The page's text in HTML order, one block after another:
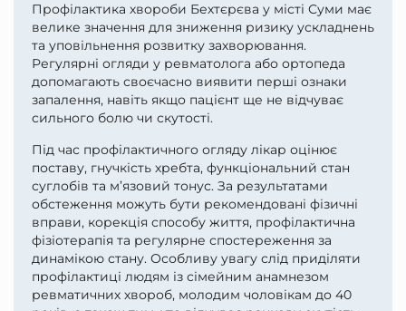
Профілактика хвороби Бехтєрєва у місті Суми має
велике значення для зниження ризику ускладнень
та уповільнення розвитку захворювання.
Регулярні огляди у ревматолога або ортопеда
допомагають своєчасно виявити перші ознаки
запалення, навіть якщо пацієнт ще не відчуває
сильного болю чи скутості.
Під час профілактичного огляду лікар оцінює
поставу, гнучкість хребта, функціональний стан
суглобів та м’язовий тонус. За результатами
обстеження можуть бути рекомендовані фізичні
вправи, корекція способу життя, профілактична
фізіотерапія та регулярне спостереження за
динамікою стану. Особливу увагу слід приділяти
профілактиці людям із сімейним анамнезом
ревматичних хвороб, молодим чоловікам до 40